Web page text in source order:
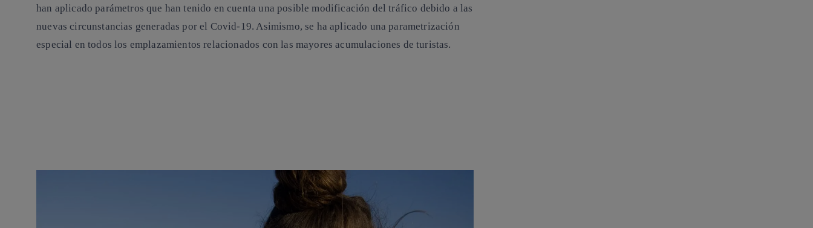
han aplicado parámetros que han tenido en cuenta una posible modificación del tráfico debido a las
nuevas circunstancias generadas por el Covid-19. Asimismo, se ha aplicado una parametrización
especial en todos los emplazamientos relacionados con las mayores acumulaciones de turistas.